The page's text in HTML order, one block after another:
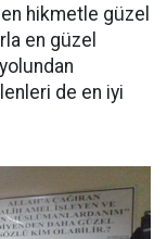
hikmetle güzel
en güzel
de en iyi